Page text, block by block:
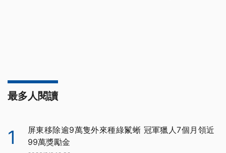
最多人閱讀
1
屏東移除逾9萬隻外來種綠鬣蜥 冠軍獵人7個月領近
99萬獎勵金